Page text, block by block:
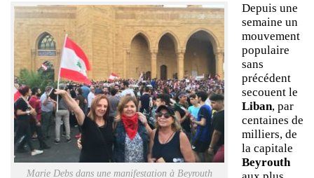
Marie Debs dans une manifestation à Beyrouth
Depuis une
semaine un
mouvement
populaire
sans
précédent
secouent le
Liban, par
centaines de
milliers, de
la capitale
Beyrouth